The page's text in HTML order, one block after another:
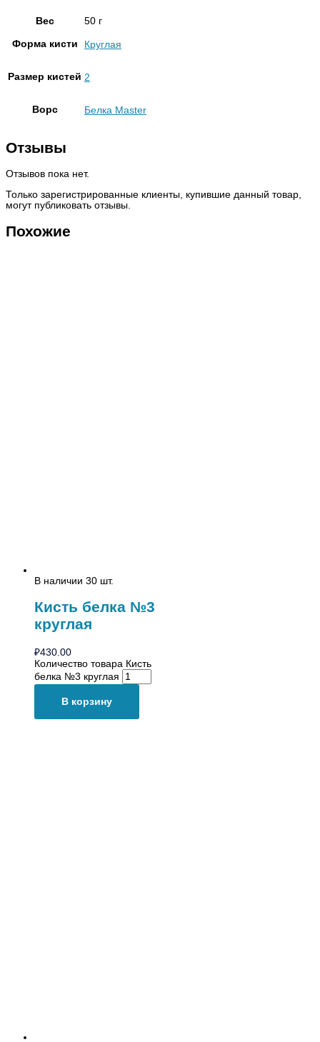
Вес 50 г
Форма кисти Круглая
Размер кистей 2
Ворс Белка Master
Отзывы
Отзывов пока нет.
Только зарегистрированные клиенты, купившие данный товар,
могут публиковать отзывы.
Похожие
В наличии 30 шт.
Кисть белка №3
круглая
₽430.00
Количество товара Кисть
белка №3 круглая
В корзину